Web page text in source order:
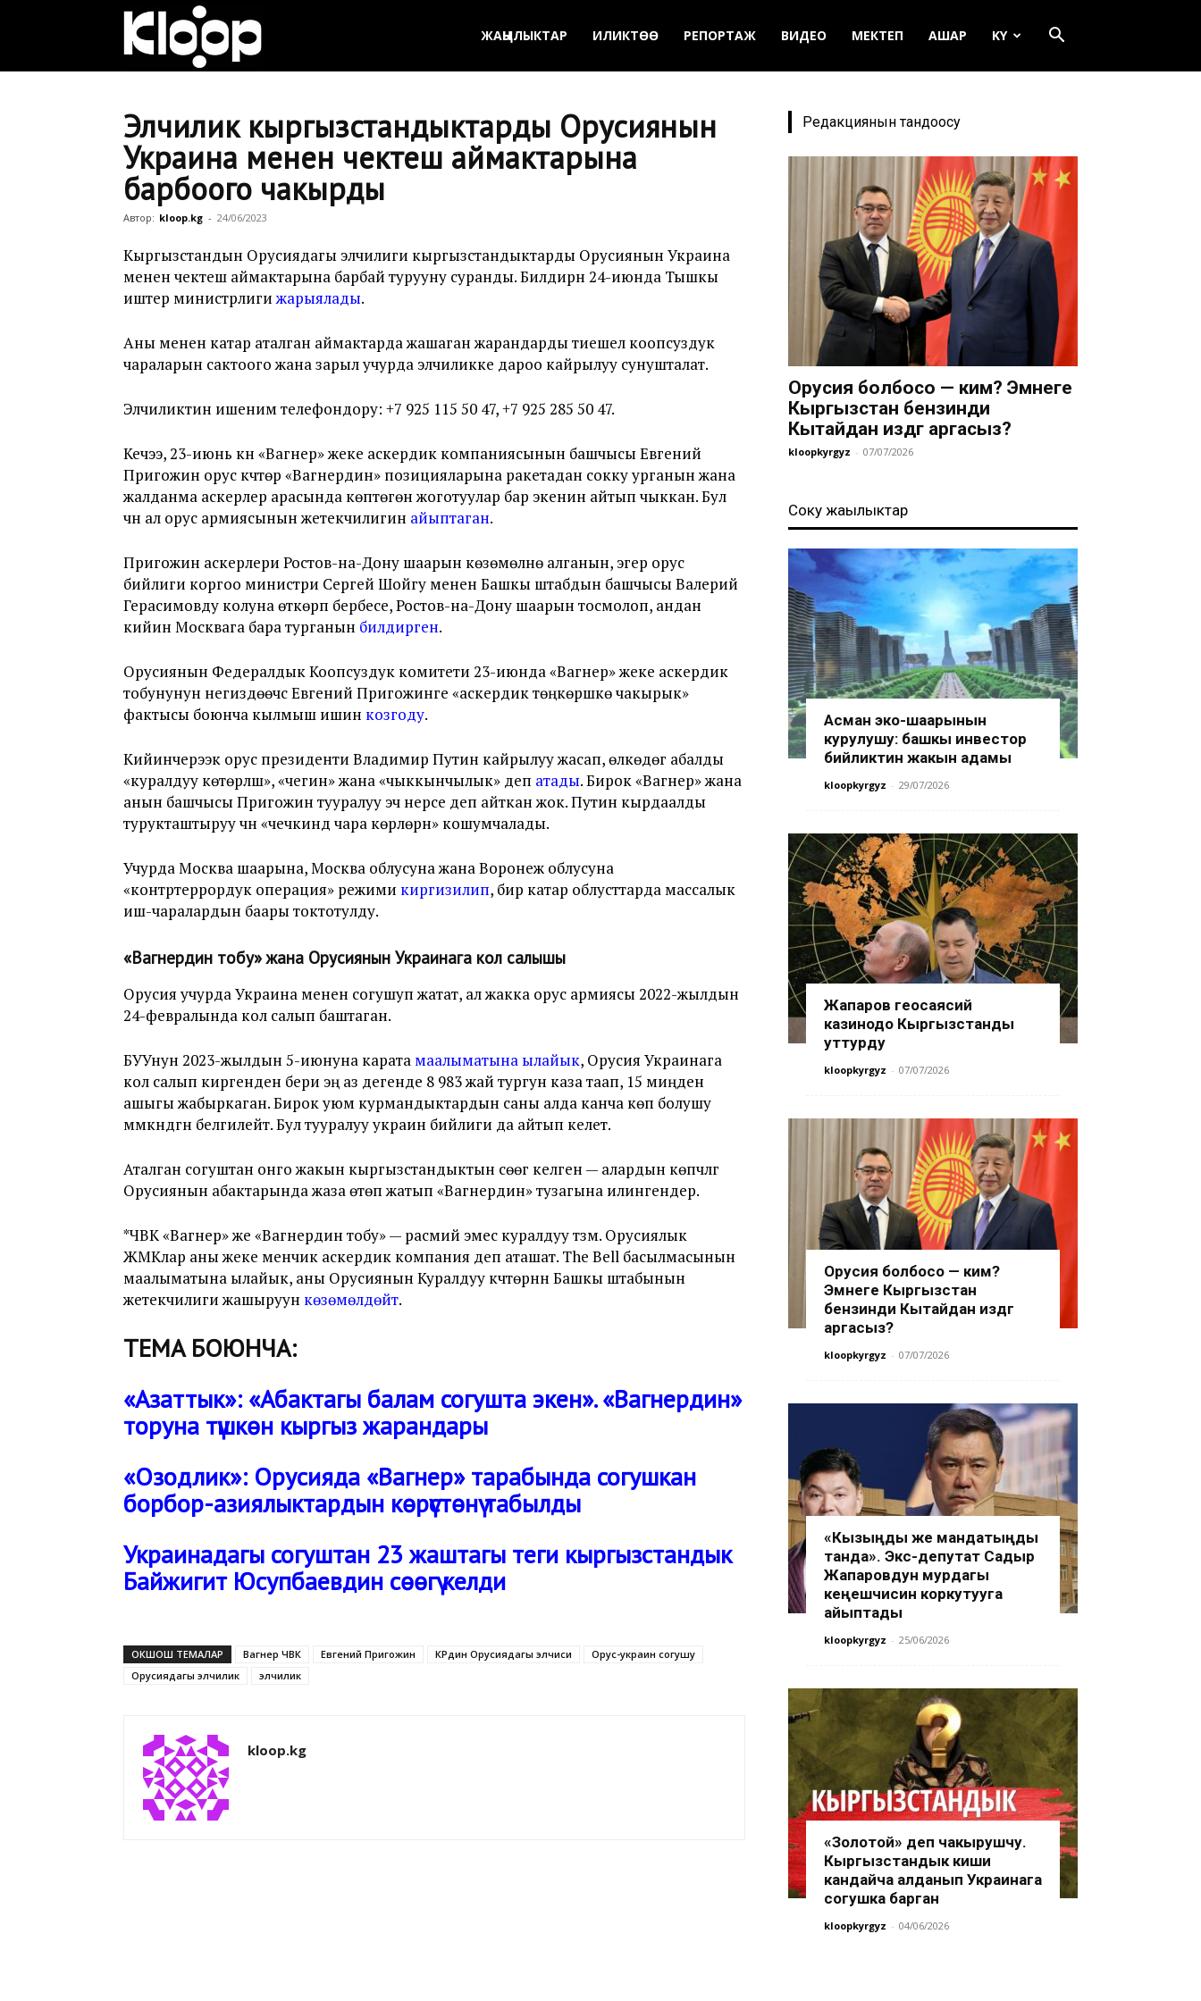
Кыргызстан
ЖАҢЫЛЫКТАР ИЛИКТӨӨ РЕПОРТАЖ ВИДЕО МЕКТЕП АШАР KY
Элчилик кыргызстандыктарды Орусиянын
Украина менен чектеш аймактарына
барбоого чакырды
Автор: kloop.kg - 24/06/2023
Кыргызстандын Орусиядагы элчилиги кыргызстандыктарды Орусиянын Украина
менен чектеш аймактарына барбай турууну суранды. Билдирүүнү 24-июнда Тышкы
иштер министрлигижарыялады.
Аны менен катар аталган аймактарда жашаган жарандарды тиешелүү коопсуздук
чараларын сактоого жана зарыл учурда элчиликке дароо кайрылуу сунушталат.
Элчиликтин ишеним телефондору: +7 925 115 50 47, +7 925 285 50 47.
Кечээ, 23-июнь күнү «Вагнер» жеке аскердик компаниясынын башчысы Евгений
Пригожин орус күчтөрү «Вагнердин» позицияларына ракетадан сокку урганын жана
жалданма аскерлер арасында көптөгөн жоготуулар бар экенин айтып чыккан. Бул
үчүн ал орус армиясынын жетекчилигин айыптаган.
Пригожин аскерлери Ростов-на-Дону шаарын көзөмөлүнө алганын, эгер орус
бийлиги коргоо министри Сергей Шойгу менен Башкы штабдын башчысы Валерий
Герасимовду колуна өткөрүп бербесе, Ростов-на-Дону шаарын тосмолоп, андан
кийин Москвага бара турганын билдирген.
Орусиянын Федералдык Коопсуздук комитети 23-июнда «Вагнер» жеке аскердик
тобунунун негиздөөчүсү Евгений Пригожинге «аскердик төңкөрүшкө чакырык»
фактысы боюнча кылмыш ишин козгоду.
Кийинчерээк орус президенти Владимир Путин кайрылуу жасап, өлкөдөгү абалды
«куралдуу көтөрүлүш», «чегинүү» жана «чыккынчылык» деп атады. Бирок «Вагнер» жана
анын башчысы Пригожин тууралуу эч нерсе деп айткан жок. Путин кырдаалды
турукташтыруу үчүн «чечкиндүү чара көрүлөрүн» кошумчалады.
Учурда Москва шаарына, Москва облусуна жана Воронеж облусуна
«контртеррордук операция» режими киргизилип, бир катар облусттарда массалык
иш-чаралардын баары токтотулду.
«Вагнердин тобу» жана Орусиянын Украинага кол салышы
Орусия учурда Украина менен согушуп жатат, ал жакка орус армиясы 2022-жылдын
24-февралында кол салып баштаган.
БУУнун 2023-жылдын 5-июнуна карата маалыматына ылайык, Орусия Украинага
кол салып киргенден бери эң аз дегенде 8 983 жай тургун каза таап, 15 миңден
ашыгы жабыркаган. Бирок уюм курмандыктардын саны алда канча көп болушу
мүмкүндүгүн белгилейт. Бул тууралуу украин бийлиги да айтып келет.
Аталган согуштан онго жакын кыргызстандыктын сөөгү келген — алардын көпчүлүгү
Орусиянын абактарында жаза өтөп жатып «Вагнердин» тузагына илингендер.
*ЧВК «Вагнер» же «Вагнердин тобу» — расмий эмес куралдуу түзүм. Орусиялык
ЖМКлар аны жеке менчик аскердик компания деп аташат. The Bell басылмасынын
маалыматына ылайык, аны Орусиянын Куралдуу күчтөрүнүн Башкы штабынын
жетекчилиги жашыруун көзөмөлдөйт.
ТЕМА БОЮНЧА:
«Азаттык»: «Абактагы балам согушта экен». «Вагнердин»
торуна түшкөн кыргыз жарандары
«Озодлик»: Орусияда «Вагнер» тарабында согушкан
борбор-азиялыктардын көрүстөнү табылды
Украинадагы согуштан 23 жаштагы теги кыргызстандык
Байжигит Юсупбаевдин сөөгү келди
ОКШОШ ТЕМАЛАР Вагнер ЧВК Евгений Пригожин КРдин Орусиядагы элчиси
Орус-украин согушу
Орусиядагы элчилик
элчилик
kloop.kg
Редакциянын тандоосу
Орусия болбосо — ким? Эмнеге
Кыргызстан бензинди
Кытайдан издөөгө аргасыз?
kloopkyrgyz - 07/07/2026
Соңку жаңылыктар
Асман эко-шаарынын
курулушу: башкы инвестор
бийликтин жакын адамы
kloopkyrgyz - 29/07/2026
Жапаров геосаясий
казинодо Кыргызстанды
уттурду
kloopkyrgyz - 07/07/2026
Орусия болбосо — ким?
Эмнеге Кыргызстан
бензинди Кытайдан издөөгө
аргасыз?
kloopkyrgyz - 07/07/2026
«Кызыңды же мандатыңды
танда». Экс-депутат Садыр
Жапаровдун мурдагы
кеңешчисин коркутууга
айыптады
kloopkyrgyz - 25/06/2026
«Золотой» деп чакырушчу.
Кыргызстандык киши
кандайча алданып Украинага
согушка барган
kloopkyrgyz - 04/06/2026